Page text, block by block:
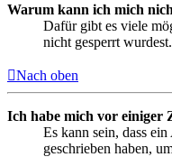
Warum kann ich mich
Dafür gibt es viele
nicht gesperrt
Nach oben
Ich habe mich vor einiger
Es kann sein, dass
geschrieben haben,